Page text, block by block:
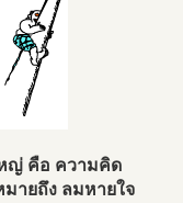
ญ่ คือ ความคิด
มายถึง ลมหายใจ